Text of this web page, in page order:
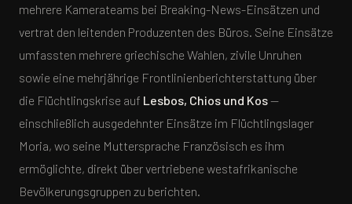
mehrere Kamerateams bei Breaking-News-Einsätzen und
vertrat den leitenden Produzenten des Büros. Seine Einsätze
umfassten mehrere griechische Wahlen, zivile Unruhen
sowie eine mehrjährige Frontlinienberichterstattung über
die Flüchtlingskrise auf Lesbos, Chios und Kos—
einschließlich ausgedehnter Einsätze im Flüchtlingslager
Moria, wo seine Muttersprache Französisch es ihm
ermöglichte, direkt über vertriebene westafrikanische
Bevölkerungsgruppen zu berichten.